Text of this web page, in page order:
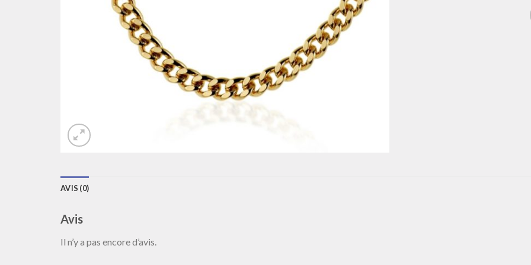
AVIS (0)
Avis
Il n’y a pas encore d’avis.